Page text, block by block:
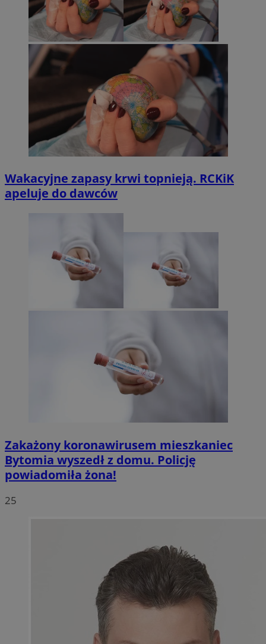
Wakacyjne zapasy krwi topnieją. RCKiK
apeluje do dawców
Zakażony koronawirusem mieszkaniec
Bytomia wyszedł z domu. Policję
powiadomiła żona!
25